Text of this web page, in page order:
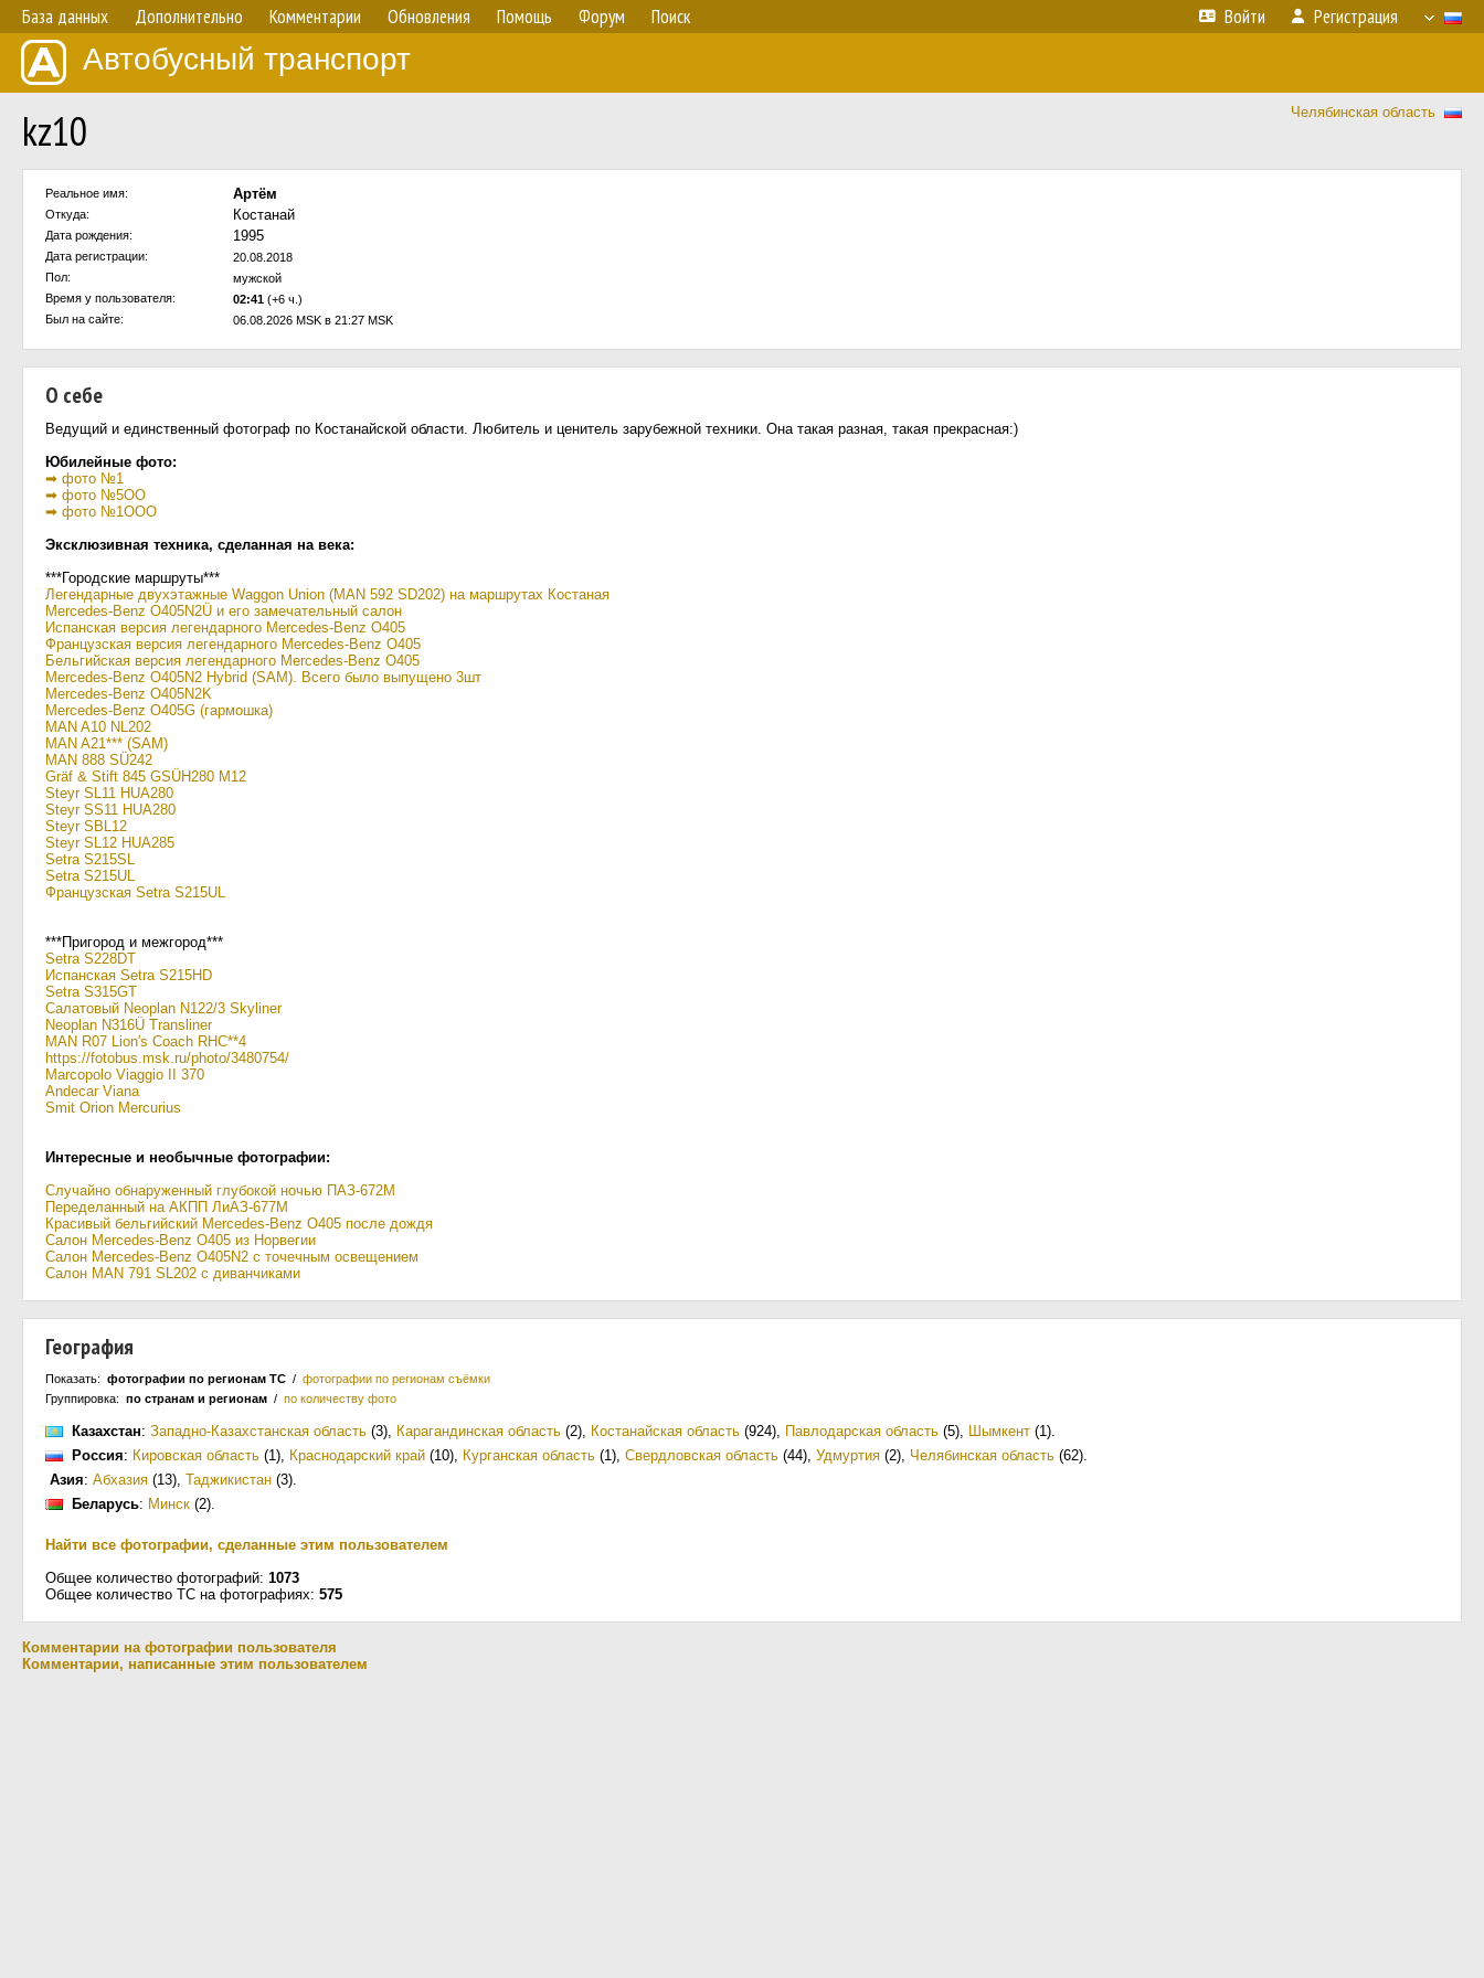
База данных Дополнительно Комментарии Обновления Помощь Форум Поиск Войти Регистрация
Автобусный транспорт
Челябинская область
kz10
Реальное имя: Артём
Откуда: Костанай
Дата рождения: 1995
Дата регистрации:
20.08.2018
Пол:
мужской
Время у пользователя:
02:41 (+6 ч.)
Был на сайте:
06.08.2026 MSK в 21:27 MSK
О себе
Ведущий и единственный фотограф по Костанайской области. Любитель и ценитель зарубежной техники. Она такая разная, такая прекрасная:)
Юбилейные фото:
➡ фото №1
➡ фото №5ОО
➡ фото №1ООО
Эксклюзивная техника, сделанная на века:
***Городские маршруты***
Легендарные двухэтажные Waggon Union (MAN 592 SD202) на маршрутах Костаная
Mercedes-Benz O405N2Ü и его замечательный салон
Испанская версия легендарного Mercedes-Benz O405
Французская версия легендарного Mercedes-Benz O405
Бельгийская версия легендарного Mercedes-Benz O405
Mercedes-Benz O405N2 Hybrid (SAM). Всего было выпущено 3шт
Mercedes-Benz O405N2K
Mercedes-Benz O405G (гармошка)
MAN A10 NL202
MAN A21*** (SAM)
MAN 888 SÜ242
Gräf & Stift 845 GSÜH280 M12
Steyr SL11 HUA280
Steyr SS11 HUA280
Steyr SBL12
Steyr SL12 HUA285
Setra S215SL
Setra S215UL
Французская Setra S215UL
***Пригород и межгород***
Setra S228DT
Испанская Setra S215HD
Setra S315GT
Салатовый Neoplan N122/3 Skyliner
Neoplan N316Ü Transliner
MAN R07 Lion's Coach RHC**4
https://fotobus.msk.ru/photo/3480754/
Marcopolo Viaggio II 370
Andecar Viana
Smit Orion Mercurius
Интересные и необычные фотографии:
Случайно обнаруженный глубокой ночью ПАЗ-672М
Переделанный на АКПП ЛиАЗ-677М
Красивый бельгийский Mercedes-Benz O405 после дождя
Салон Mercedes-Benz O405 из Норвегии
Салон Mercedes-Benz O405N2 с точечным освещением
Салон MAN 791 SL202 с диванчиками
География
Показать: фотографии по регионам ТС / фотографии по регионам съёмки
Группировка: по странам и регионам / по количеству фото
Казахстан: Западно-Казахстанская область (3), Карагандинская область (2), Костанайская область (924), Павлодарская область (5), Шымкент (1).
Россия: Кировская область (1), Краснодарский край (10), Курганская область (1), Свердловская область (44), Удмуртия (2), Челябинская область (62).
Азия: Абхазия (13), Таджикистан (3).
Беларусь: Минск (2).
Найти все фотографии, сделанные этим пользователем
Общее количество фотографий: 1073
Общее количество ТС на фотографиях: 575
Комментарии на фотографии пользователя
Комментарии, написанные этим пользователем